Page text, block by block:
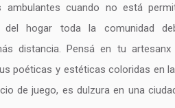
ambulantes cuando no está
hogar toda la comunidad
distancia. Pensá en tu
poéticas y estéticas coloridas en
de juego, es dulzura en una